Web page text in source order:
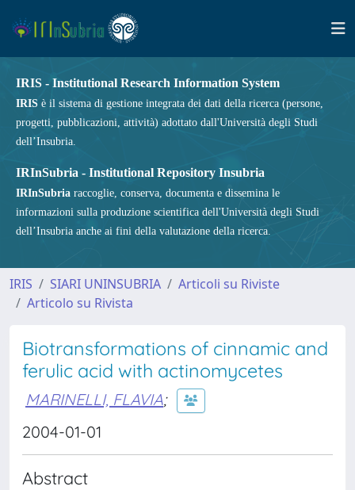
IRIS - Institutional Research Information System
IRIS è il sistema di gestione integrata dei dati della ricerca (persone,
progetti, pubblicazioni, attività) adottato dall'Università degli Studi
dell’Insubria.
IRInSubria - Institutional Repository Insubria
IRInSubria raccoglie, conserva, documenta e dissemina le
informazioni sulla produzione scientifica dell'Università degli Studi
dell’Insubria anche ai fini della valutazione della ricerca.
IRIS SIARI UNINSUBRIA
Articoli su Riviste
Articolo su Rivista
Biotransformations of cinnamic and
ferulic acid with actinomycetes
MARINELLI, FLAVIA;
2004-01-01
Abstract